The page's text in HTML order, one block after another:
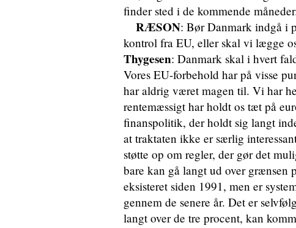
finder sted i de kommende
RÆSON: Bør Danmark indgå i
kontrol fra EU, eller skal vi lægge
Thygesen: Danmark skal i hvert
Vores EU-forbehold har på visse
har aldrig været magen til. Vi har
rentemæssigt har holdt os tæt på
finanspolitik, der holdt sig langt
at traktaten ikke er særlig
støtte op om regler, der gør det
bare kan gå langt ud over grænsen
eksisteret siden 1991, men er
gennem de senere år. Det er
langt over de tre procent, kan